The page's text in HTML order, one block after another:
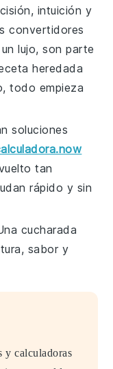
intuición y
convertidores
lujo, son parte
heredada
todo empieza
soluciones
tan
rápido y sin
cucharada
sabor y
y calculadoras